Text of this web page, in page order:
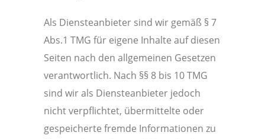
Als Diensteanbieter sind wir gemäß § 7
Abs.1 TMG für eigene Inhalte auf diesen
Seiten nach den allgemeinen Gesetzen
verantwortlich. Nach §§ 8 bis 10 TMG
sind wir als Diensteanbieter jedoch
nicht verpflichtet, übermittelte oder
gespeicherte fremde Informationen zu